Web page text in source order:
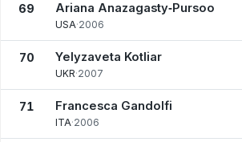
69 Ariana Anazagasty‑Pursoo
USA·2006
70 Yelyzaveta Kotliar
UKR·2007
71 Francesca Gandolfi
ITA·2006